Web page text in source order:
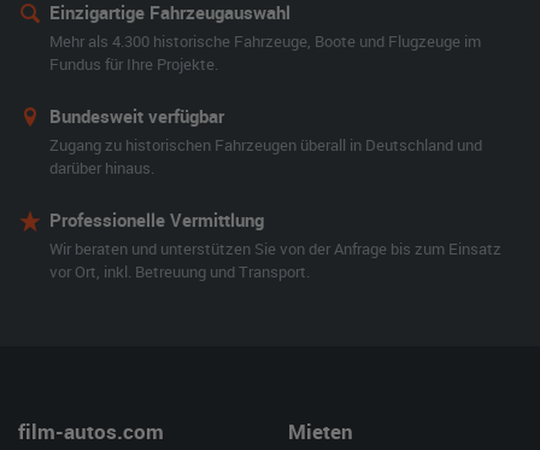
Einzigartige Fahrzeugauswahl
Mehr als 4.300 historische Fahrzeuge, Boote und Flugzeuge im
Fundus für Ihre Projekte.
Bundesweit verfügbar
Zugang zu historischen Fahrzeugen überall in Deutschland und
darüber hinaus.
Professionelle Vermittlung
Wir beraten und unterstützen Sie von der Anfrage bis zum Einsatz
vor Ort, inkl. Betreuung und Transport.
film-autos.com Mieten